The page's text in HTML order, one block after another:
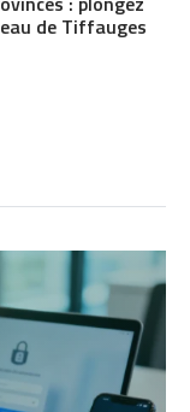
de Tiffauges